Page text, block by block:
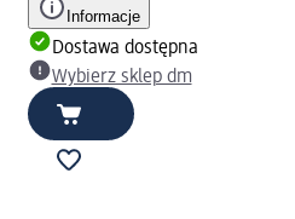
Informacje
Dostawa dostępna
Wybierz sklep dm